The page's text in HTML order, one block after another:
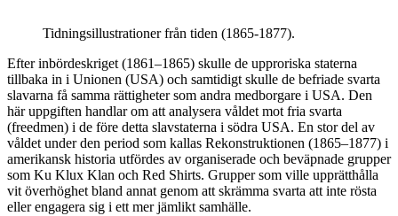
Tidningsillustrationer från tiden (1865-1877).
Efter inbördeskriget (1861–1865) skulle de upproriska staterna
tillbaka in i Unionen (USA) och samtidigt skulle de befriade svarta
slavarna få samma rättigheter som andra medborgare i USA. Den
här uppgiften handlar om att analysera våldet mot fria svarta
(freedmen) i de före detta slavstaterna i södra USA. En stor del av
våldet under den period som kallas Rekonstruktionen (1865–1877) i
amerikansk historia utfördes av organiserade och beväpnade grupper
som Ku Klux Klan och Red Shirts. Grupper som ville upprätthålla
vit överhöghet bland annat genom att skrämma svarta att inte rösta
eller engagera sig i ett mer jämlikt samhälle.